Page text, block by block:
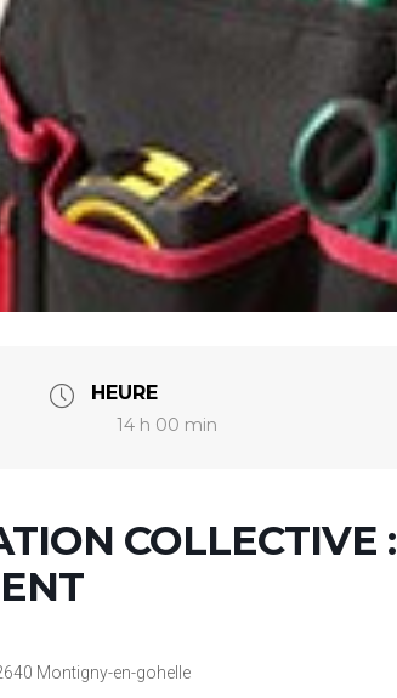
HEURE
14 h 00 min
COLLECTIVE :
Montigny-en-gohelle